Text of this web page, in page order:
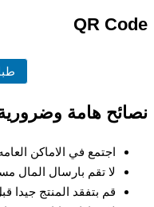
QR
طباعة QR Code
هامة وضرورية
اجتمع في الاماكن العامه.
لا تقم بارسال المال مسبقا.
قم بتفقد المنتج جيدا قبل